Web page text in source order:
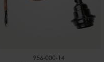
956-000-14